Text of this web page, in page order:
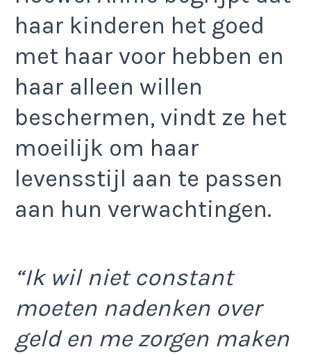
haar kinderen het goed
met haar voor hebben en
haar alleen willen
beschermen, vindt ze het
moeilijk om haar
levensstijl aan te passen
aan hun verwachtingen.
“Ik wil niet constant
moeten nadenken over
geld en me zorgen maken